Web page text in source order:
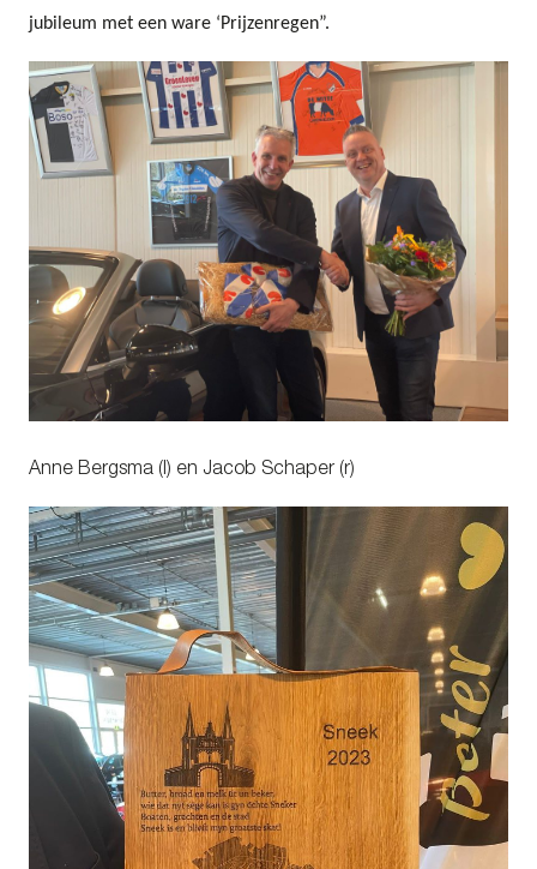
jubileum met een ware ‘Prijzenregen”.
Anne Bergsma (l) en Jacob Schaper (r)